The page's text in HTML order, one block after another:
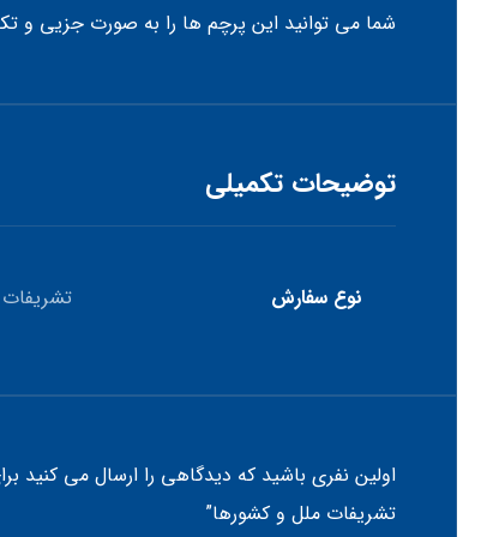
شما می توانید این پرچم ها را به صورت جزیی و
توضیحات تکمیلی
نوع سفارش
اولین نفری باشید که دیدگاهی را ارسال می کنید
تشریفات ملل و کشورها”